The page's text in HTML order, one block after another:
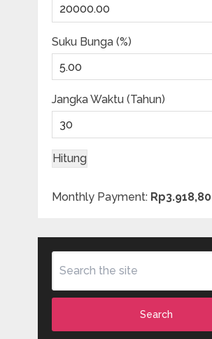
Suku Bunga (%)
Jangka Waktu (Tahun)
Monthly Payment: Rp3.918,80
Search